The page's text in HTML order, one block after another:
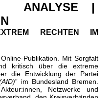
| ANALYSE |
RECHTEN IM
Publikation. Mit Sorgfalt
kritisch über die extreme
die Entwicklung der Partei
” im Bundesland Bremen.
Netzwerke und